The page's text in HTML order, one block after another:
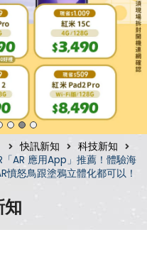
快訊新知
科技新知
「AR 應用App」推薦！體驗海
憤怒鳥跟塗鴉立體化都可以！
知